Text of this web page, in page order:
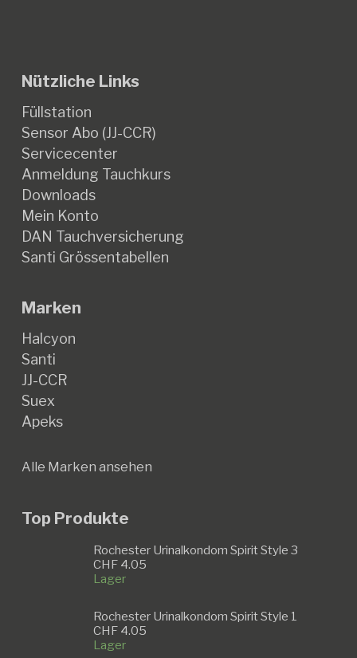
Nützliche Links
Füllstation
Sensor Abo (JJ-CCR)
Servicecenter
Anmeldung Tauchkurs
Downloads
Mein Konto
DAN Tauchversicherung
Santi Grössentabellen
Marken
Halcyon
Santi
JJ-CCR
Suex
Apeks
Alle Marken ansehen
Top Produkte
Rochester Urinalkondom Spirit Style 3
CHF4.05
Lager
Rochester Urinalkondom Spirit Style 1
CHF4.05
Lager